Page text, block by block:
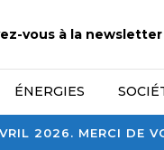
2026. MERCI DE
vous à la newsletter
ÉNERGIES